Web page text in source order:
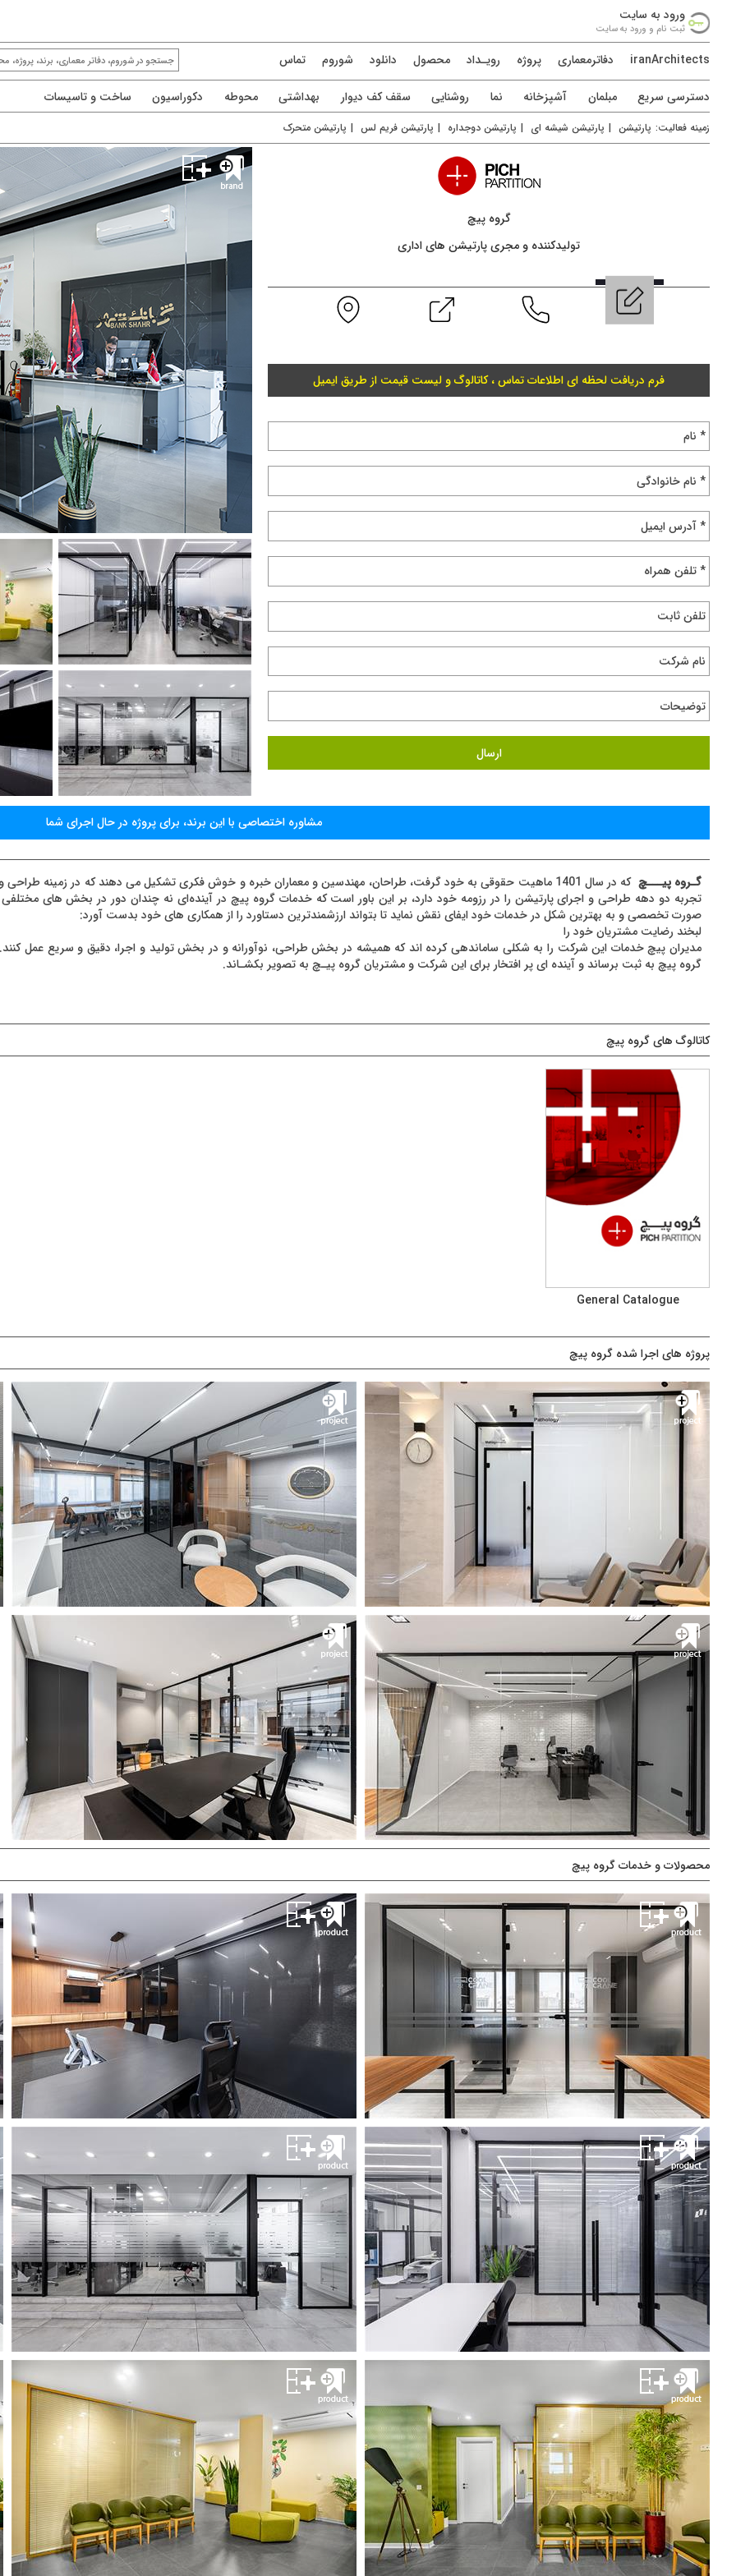
ورود به سايت
ثبت نام و ورود به سايت
iranArchitects دفاترمعماری پروژه رويـداد محصول دانلود شوروم تماس
دسترسی سريع مبلمان آشپزخانه نما روشنایی سقف کف دیوار بهداشتی محوطه دکوراسیون ساخت و تاسیسات
زمينه فعاليت: پارتیشن | پارتیشن شیشه ای | پارتیشن دوجداره | پارتیشن فریم لس | پارتیشن متحرک
گروه پیچ
تولیدکننده و مجری پارتیشن های اداری
فرم دریافت لحظه ای اطلاعات تماس ، کاتالوگ و لیست قیمت از طریق ایمیل
* نام
* نام خانوادگی
* آدرس ایمیل
* تلفن همراه
تلفن ثابت
نام شرکت
توضیحات
مشاوره اختصاصی با اين برند، برای پروژه در حال اجرای شما
گـروه پیـــچ
که در سال 1401 ماهیت حقوقی به خود گرفت، طراحان، مهندسین و معماران خبره و خوش فکری تشکیل می دهند که در زمینه
تجربه دو دهه طراحی و اجرای پارتیشن را در رزومه خود دارد، بر این باور است که خدمات گروه پیچ در آینده‌ای نه چندان دور در بخش های
صورت تخصصی و به بهترین شکل در خدمات خود ایفای نقش نماید تا بتواند ارزشمندترین دستاورد را از همکاری های خود بدست آورد:
لبخند رضایت مشتریان خود را
مدیران پیچ خدمات این شرکت را به شکلی ساماندهی کرده اند که همیشه در بخش طراحی، نوآورانه و در بخش تولید و اجرا، دقیق و سریع عمل
گروه پیچ به ثبت برساند و آینده‌ ای پر افتخار برای این شرکت و مشتریان گروه پیـچ به تصویر بکشـاند.
کاتالوگ های گروه پیچ
General Catalogue
پروژه های اجرا شده گروه پیچ
پروژه آزمایشگاه پزشکی
گروه پیچ
مشــــــاهده
پروژه اداری هتل استقلال
گروه پیچ
مشــــــاهده
محصولات و خدمات گروه پیچ
پارتیشن تکجداره فریملس
گروه پیچ
تولیدکننده و مجری پارتیشن های اداری
مشــــــاهده
پارتیشن تکجداره فریملس
گروه پیچ
تولیدکننده و مجری پارتیشن های اداری
مشــــــاهده
پارتیشن تکجداره فریملس
گروه پیچ
تولیدکننده و مجری پارتیشن های اداری
مشــــــاهده